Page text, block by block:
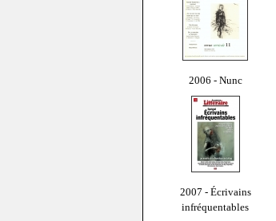
2006 - Nunc
2007 - Écrivains
infréquentables